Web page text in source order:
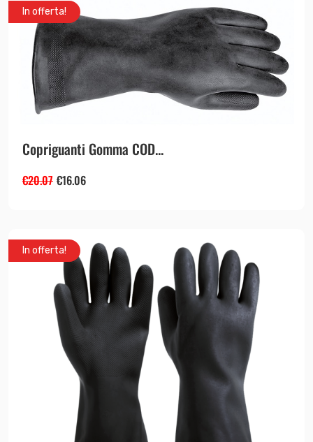
In offerta!
Copriguanti Gomma COD...
€20.07 €16.06
In offerta!